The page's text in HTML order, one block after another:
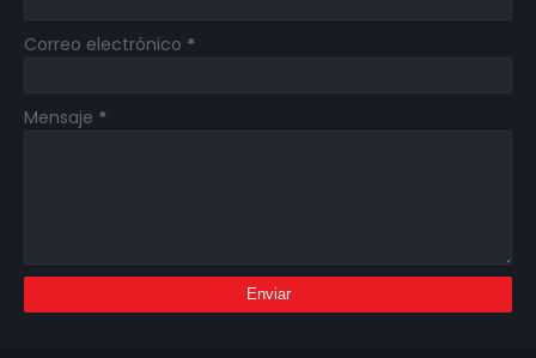
Correo electrónico *
Mensaje *